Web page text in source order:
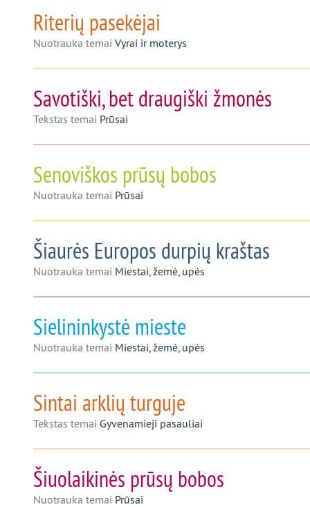
Riterių pasekėjai
Nuotrauka temai Vyrai ir moterys
Savotiški, bet draugiški žmonės
Tekstas temai Prūsai
Senoviškos prūsų bobos
Nuotrauka temai Prūsai
Šiaurės Europos durpių kraštas
Nuotrauka temai Miestai, žemė, upės
Sielininkystė mieste
Nuotrauka temai Miestai, žemė, upės
Sintai arklių turguje
Tekstas temai Gyvenamieji pasauliai
Šiuolaikinės prūsų bobos
Nuotrauka temai Prūsai